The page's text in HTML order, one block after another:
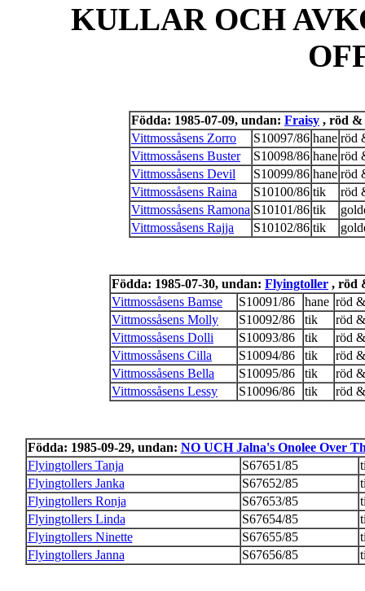
KULLAR OCH
Födda: 1985-07-09, undan: Fraisy , röd &
Vittmossåsens Zorro
S10097/86 hane röd
Vittmossåsens Buster
S10098/86 hane röd
Vittmossåsens Devil
S10099/86 hane röd
Vittmossåsens Raina
S10100/86 tik
röd
Vittmossåsens Ramona S10101/86 tik
Vittmossåsens Rajja
S10102/86 tik
Födda: 1985-07-30, undan: Flyingtoller , röd
Vittmossåsens Bamse
S10091/86 hane röd
Vittmossåsens Molly
S10092/86 tik
röd
Vittmossåsens Dolli
S10093/86 tik
röd
Vittmossåsens Cilla
S10094/86 tik
röd
Vittmossåsens Bella
S10095/86 tik
röd
Vittmossåsens Lessy
S10096/86 tik röd
Födda: 1985-09-29, undan: NO UCH Jalna's Onolee Over
Flyingtollers Tanja
S67651/85
Flyingtollers Janka
S67652/85
Flyingtollers Ronja
S67653/85
Flyingtollers Linda
S67654/85
Flyingtollers Ninette
S67655/85
Flyingtollers Janna
S67656/85